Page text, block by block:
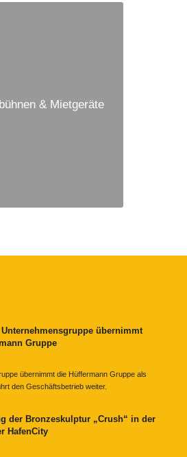
& Mietgeräte
Unternehmensgruppe übernimmt
Gruppe
übernimmt die Hüffermann Gruppe als
den Geschäftsbetrieb weiter.
der Bronzeskulptur „Crush“ in der
HafenCity